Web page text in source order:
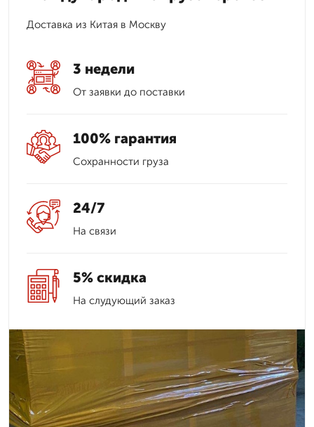
Доставка из Китая в Москву
3 недели
От заявки до поставки
100% гарантия
Сохранности груза
24/7
На связи
5% скидка
На слудующий заказ